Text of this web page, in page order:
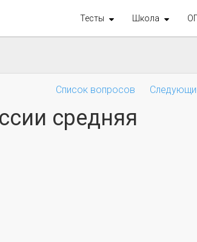
Тесты Школа
Список вопросов
средняя